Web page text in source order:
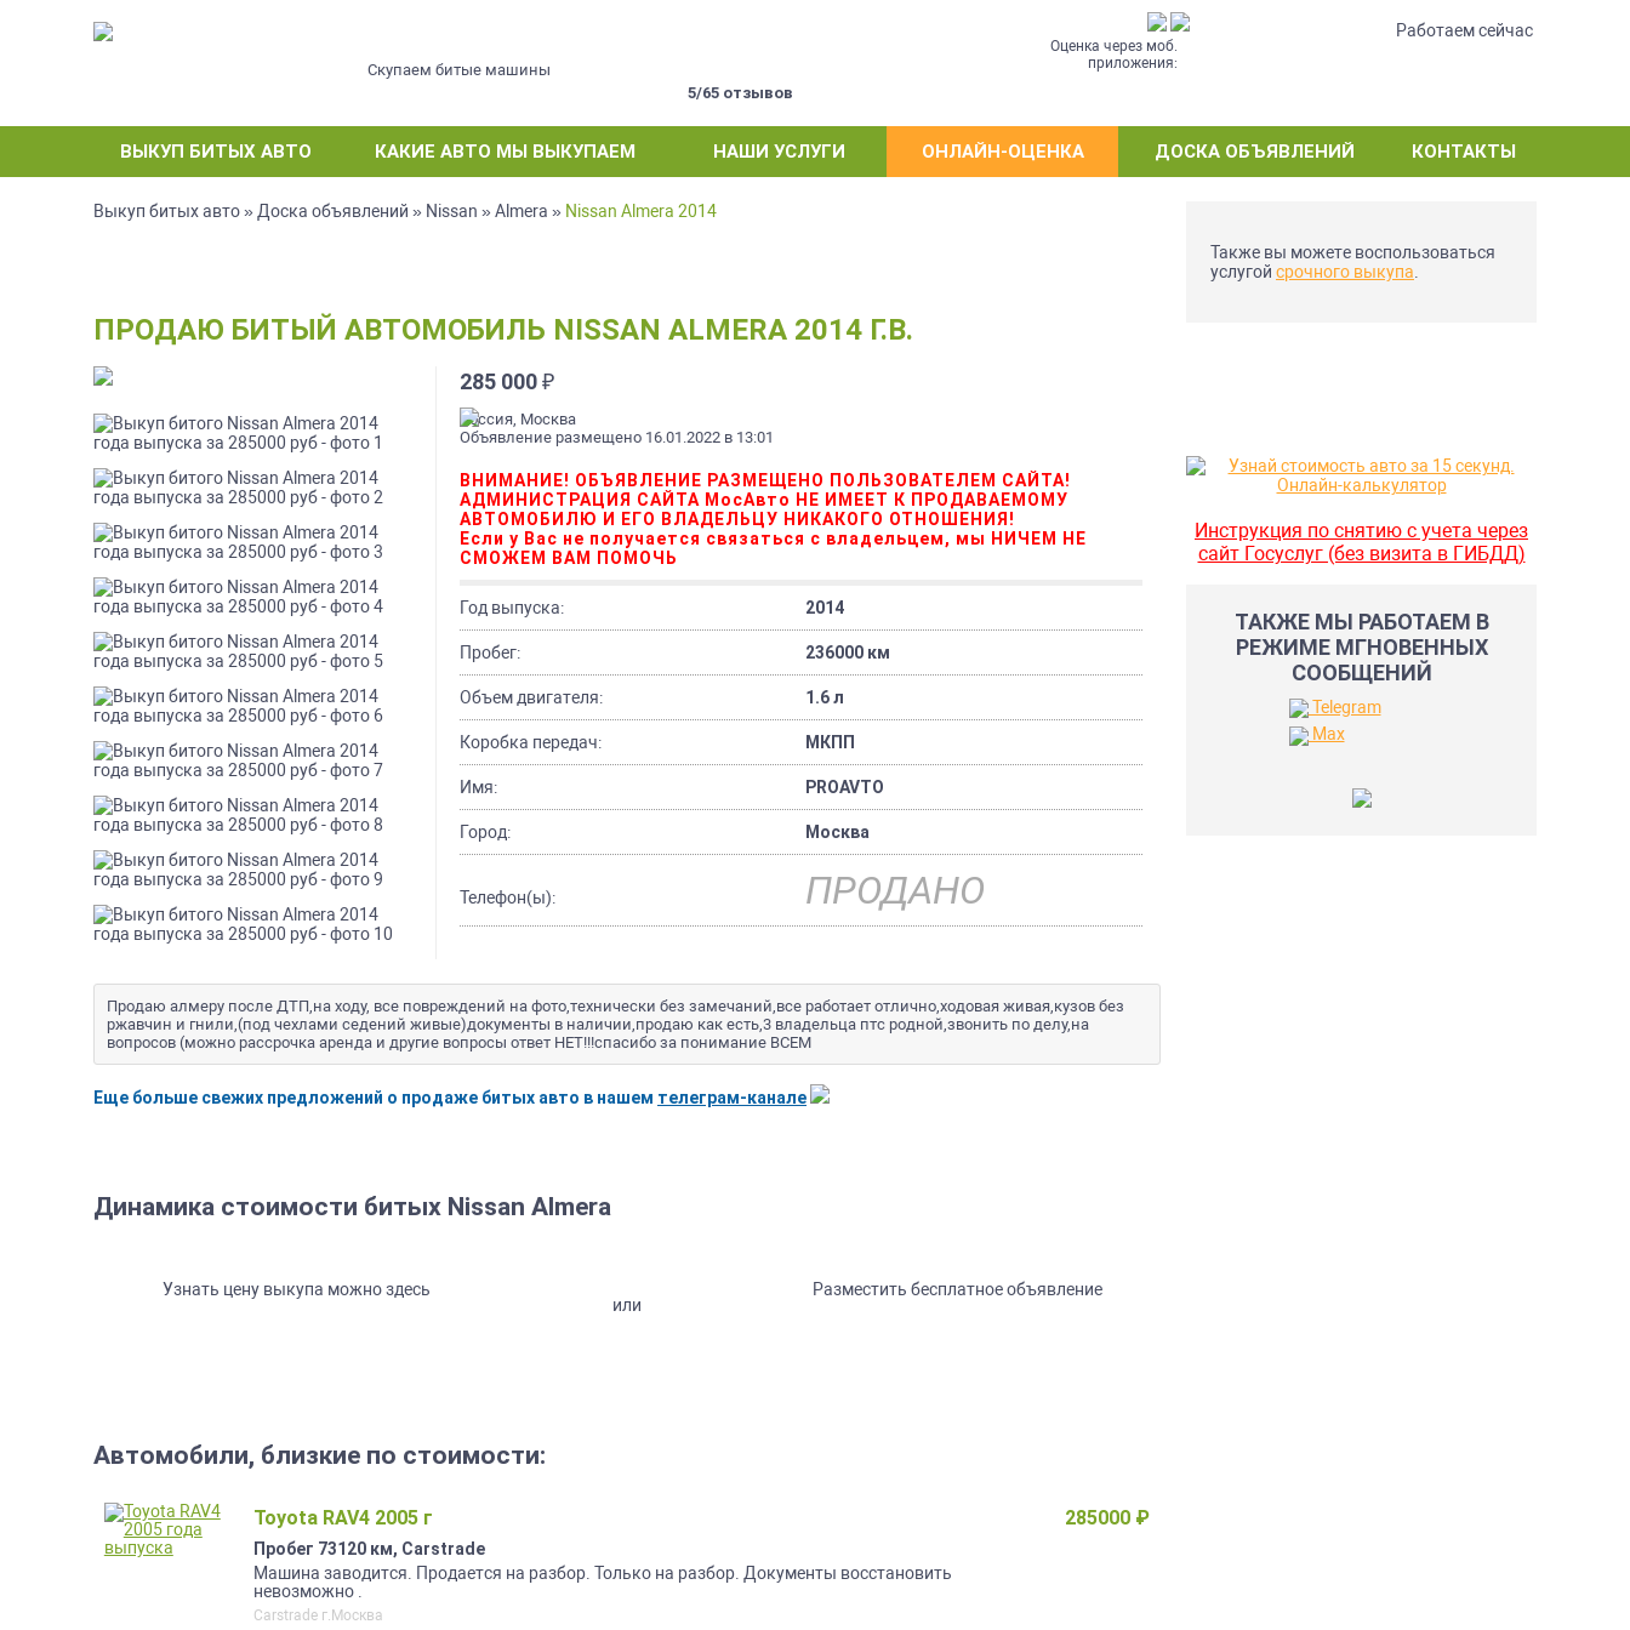
Скупаем битые машины
5/65 отзывов
Оценка через моб.
приложения:
Работаем сейчас
ВЫКУП БИТЫХ АВТО КАКИЕ АВТО МЫ ВЫКУПАЕМ НАШИ УСЛУГИ ОНЛАЙН-ОЦЕНКА ДОСКА ОБЪЯВЛЕНИЙ КОНТАКТЫ
Выкуп битых авто» Доска объявлений » Nissan »Almera » Nissan Almera 2014
ПРОДАЮ БИТЫЙ АВТОМОБИЛЬ NISSAN ALMERA 2014 Г.В.
285 000₽
Россия, Москва
Объявление размещено 16.01.2022 в 13:01
ВНИМАНИЕ! ОБЪЯВЛЕНИЕ РАЗМЕЩЕНО ПОЛЬЗОВАТЕЛЕМ САЙТА!
АДМИНИСТРАЦИЯ САЙТА МосАвто НЕ ИМЕЕТ К ПРОДАВАЕМОМУ
АВТОМОБИЛЮ И ЕГО ВЛАДЕЛЬЦУ НИКАКОГО ОТНОШЕНИЯ!
Если у Вас не получается связаться с владельцем, мы НИЧЕМ НЕ
СМОЖЕМ ВАМ ПОМОЧЬ
Год выпуска: 2014
Пробег: 236000 км
Объем двигателя: 1.6 л
Коробка передач: МКПП
Имя: PROAVTO
Город: Москва
Телефон(ы): ПРОДАНО
Продаю алмеру после ДТП,на ходу, все повреждений на фото,технически без замечаний,все работает отлично,ходовая живая,кузов без
ржавчин и гнили,(под чехлами седений живые)документы в наличии,продаю как есть,3 владельца птс родной,звонить по делу,на
вопросов (можно рассрочка аренда и другие вопросы ответ НЕТ!!!спасибо за понимание ВСЕМ
Еще больше свежих предложений о продаже битых авто в нашем телеграм-канале
Динамика стоимости битых Nissan Almera
Узнать цену выкупа можно здесь
или
Разместить бесплатное объявление
Автомобили, близкие по стоимости:
Toyota RAV4 2005 г
Пробег 73120 км, Carstrade
Машина заводится. Продается на разбор. Только на разбор. Документы восстановить
невозможно .
Carstrade г.Москва
285000 ₽
Также вы можете воспользоваться
услугой срочного выкупа
Инструкция по снятию с учета через
сайт Госуслуг (без визита в ГИБДД)
ТАКЖЕ МЫ РАБОТАЕМ В
РЕЖИМЕ МГНОВЕННЫХ
СООБЩЕНИЙ
Telegram
Max